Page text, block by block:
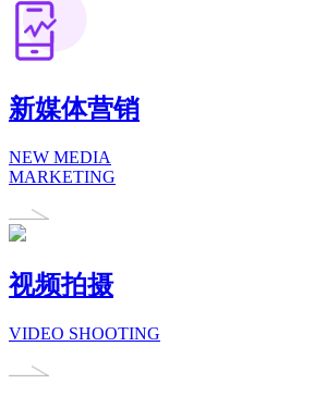
新媒体营销
NEW MEDIA
MARKETING
视频拍摄
VIDEO SHOOTING